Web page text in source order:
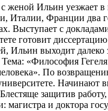
с женой Ильин уезжает
Италии, Франции два
Выступает с
готовит
Ильин выходит далеко
«Философия
По
Начинают
защитив
магистра и доктора